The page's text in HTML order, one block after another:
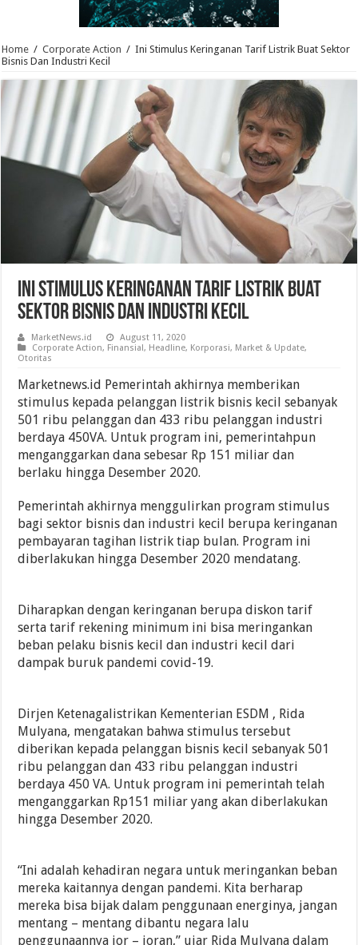
Home / Corporate Action / Ini Stimulus Keringanan Tarif Listrik Buat Sektor
Bisnis Dan Industri Kecil
Ini Stimulus Keringanan Tarif Listrik Buat
Sektor Bisnis Dan Industri Kecil
MarketNews.id
August 11, 2020
Corporate Action, Finansial, Headline, Korporasi, Market & Update,
Otoritas
Marketnews.id Pemerintah akhirnya memberikan
stimulus kepada pelanggan listrik bisnis kecil sebanyak
501 ribu pelanggan dan 433 ribu pelanggan industri
berdaya 450VA. Untuk program ini, pemerintahpun
menganggarkan dana sebesar Rp 151 miliar dan
berlaku hingga Desember 2020.
Pemerintah akhirnya menggulirkan program stimulus
bagi sektor bisnis dan industri kecil berupa keringanan
pembayaran tagihan listrik tiap bulan. Program ini
diberlakukan hingga Desember 2020 mendatang.
Diharapkan dengan keringanan berupa diskon tarif
serta tarif rekening minimum ini bisa meringankan
beban pelaku bisnis kecil dan industri kecil dari
dampak buruk pandemi covid-19.
Dirjen Ketenagalistrikan Kementerian ESDM , Rida
Mulyana, mengatakan bahwa stimulus tersebut
diberikan kepada pelanggan bisnis kecil sebanyak 501
ribu pelanggan dan 433 ribu pelanggan industri
berdaya 450 VA. Untuk program ini pemerintah telah
menganggarkan Rp151 miliar yang akan diberlakukan
hingga Desember 2020.
“Ini adalah kehadiran negara untuk meringankan beban
mereka kaitannya dengan pandemi. Kita berharap
mereka bisa bijak dalam penggunaan energinya, jangan
mentang – mentang dibantu negara lalu
penggunaannya jor – joran,” ujar Rida Mulyana dalam